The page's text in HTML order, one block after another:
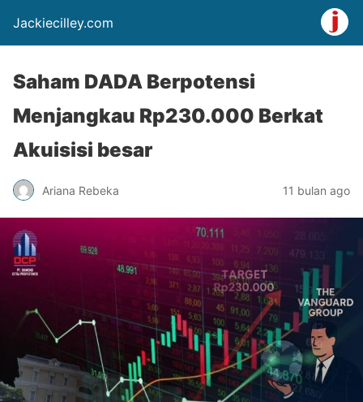
Jackiecilley.com
Saham DADA Berpotensi
Menjangkau Rp230.000 Berkat
Akuisisi besar
Ariana Rebeka 11 bulan ago